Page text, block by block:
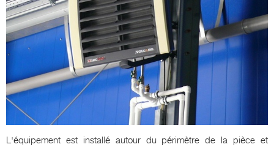
L'équipement est installé autour du périmètre de la pièce et